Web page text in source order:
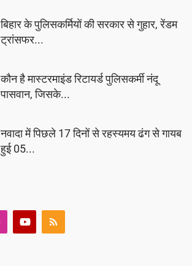
बिहार के पुलिसकर्मियों की सरकार से गुहार, रेंडम
ट्रांसफर...
कौन है मास्टरमाइंड रिटायर्ड पुलिसकर्मी नंदू
पासवान, जिसके...
नवादा में पिछले 17 दिनों से रहस्यमय ढंग से गायब
हुई 05...